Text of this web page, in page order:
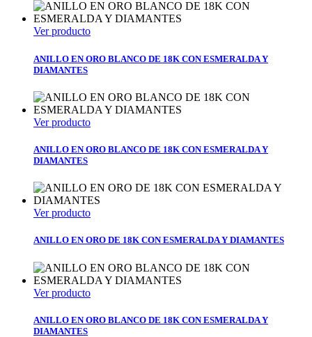
Ver producto
ANILLO EN ORO BLANCO DE 18K CON ESMERALDA Y
DIAMANTES
Ver producto
ANILLO EN ORO BLANCO DE 18K CON ESMERALDA Y
DIAMANTES
Ver producto
ANILLO EN ORO DE 18K CON ESMERALDA Y DIAMANTES
Ver producto
ANILLO EN ORO BLANCO DE 18K CON ESMERALDA Y
DIAMANTES